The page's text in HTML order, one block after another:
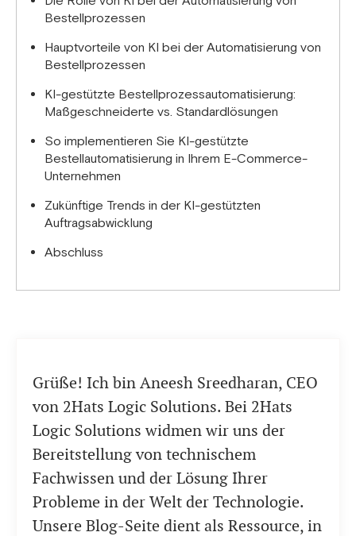
Bestellprozessen
Hauptvorteile von KI bei der Automatisierung von
Bestellprozessen
KI-gestützte Bestellprozessautomatisierung:
Maßgeschneiderte vs. Standardlösungen
So implementieren Sie KI-gestützte
Bestellautomatisierung in Ihrem E-Commerce-
Unternehmen
Zukünftige Trends in der KI-gestützten
Auftragsabwicklung
Abschluss
Grüße! Ich bin Aneesh Sreedharan, CEO
von 2Hats Logic Solutions. Bei 2Hats
Logic Solutions widmen wir uns der
Bereitstellung von technischem
Fachwissen und der Lösung Ihrer
Probleme in der Welt der Technologie.
Unsere Blog-Seite dient als Ressource, in